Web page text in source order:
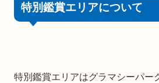
特別鑑賞エリアについて
特別鑑賞エリアはグラマシーパー